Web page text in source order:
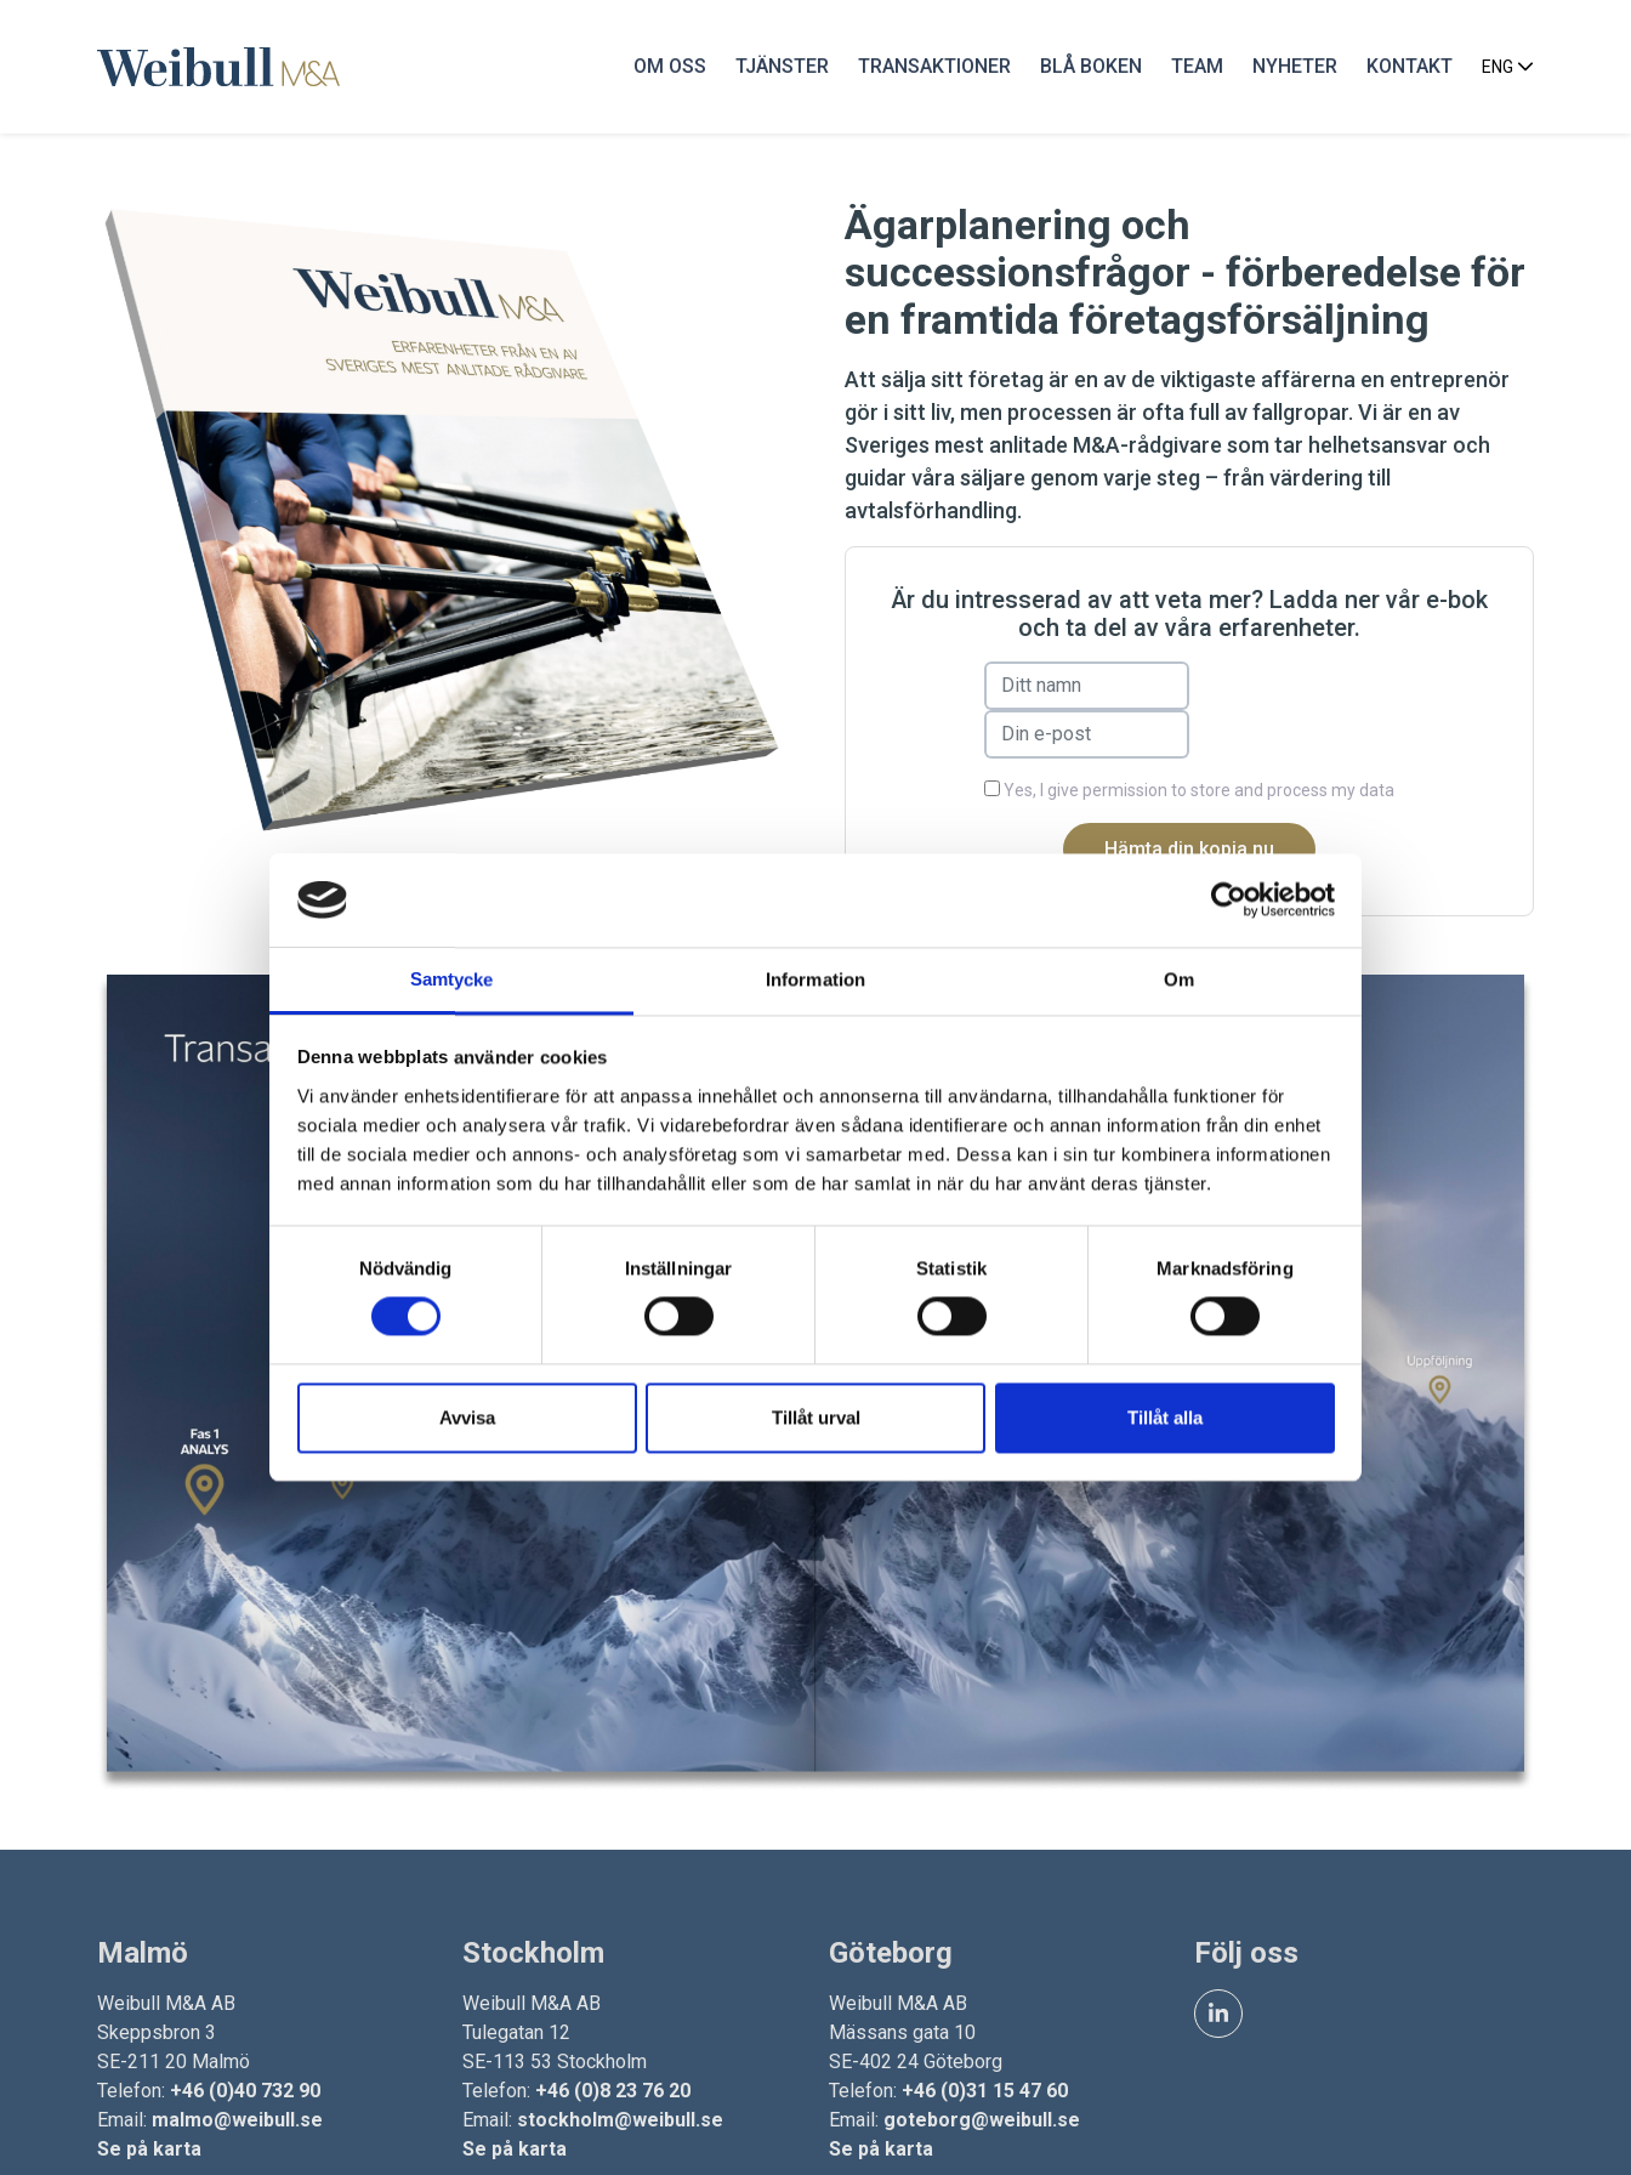
Samtycke Information Om
Denna webbplats använder cookies
Vi använder enhetsidentifierare för att anpassa innehållet och annonserna till användarna, tillhandahålla funktioner för
sociala medier och analysera vår trafik. Vi vidarebefordrar även sådana identifierare och annan information från din enhet
till de sociala medier och annons- och analysföretag som vi samarbetar med. Dessa kan i sin tur kombinera informationen
med annan information som du har tillhandahållit eller som de har samlat in när du har använt deras tjänster.
Nödvändig
Inställningar Statistik Marknadsföring
Avvisa Tillåt urval Tillåt alla
OM OSS TJÄNSTER TRANSAKTIONER BLÅ BOKEN TEAM NYHETER KONTAKT ENG
Ägarplanering och
successionsfrågor - förberedelse för
en framtida företagsförsäljning
Att sälja sitt företag är en av de viktigaste affärerna en entreprenör
gör i sitt liv, men processen är ofta full av fallgropar. Vi är en av
Sveriges mest anlitade M&A-rådgivare som tar helhetsansvar och
guidar våra säljare genom varje steg – från värdering till
avtalsförhandling.
Är du intresserad av att veta mer? Ladda ner vår e-bok
och ta del av våra erfarenheter.
Yes, I give permission to store and process my data
Malmö
Weibull M&A AB
Skeppsbron 3
SE-211 20 Malmö
Telefon: +46 (0)40 732 90
Email: malmo@weibull.se
Se på karta
Stockholm
Weibull M&A AB
Tulegatan 12
SE-113 53 Stockholm
Telefon: +46 (0)8 23 76 20
Email: stockholm@weibull.se
Se på karta
Göteborg
Weibull M&A AB
Mässans gata 10
SE-402 24 Göteborg
Telefon: +46 (0)31 15 47 60
Email: goteborg@weibull.se
Se på karta
Följ oss